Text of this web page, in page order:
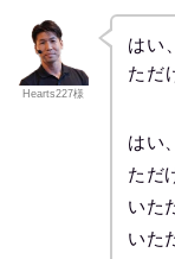
Hearts227様
はい
ただ
はい
ただ
いた
いた